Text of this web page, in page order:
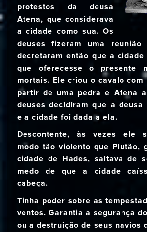
protestos da deusa
Atena, que considerava
a cidade como sua. Os
deuses fizeram uma
decretaram então que a
que oferecesse o presente
mortais. Ele criou o cavalo com
partir de uma pedra e Atena
deuses decidiram que a deusa
e a cidade foi dada a ela.
Descontente, às vezes ele
modo tão violento que Plutão,
cidade de Hades, saltava de
medo de que a cidade
cabeça.
Tinha poder sobre as
ventos. Garantia a segurança
ou a destruição de seus navios